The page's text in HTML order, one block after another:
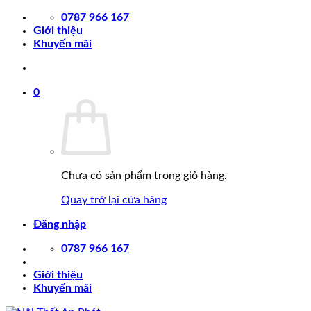
Chuyển
0787 966 167
Giới thiệu
Khuyến mãi
0
Chưa có sản phẩm trong giỏ hàng.
Quay trở lại cửa hàng
Đăng nhập
0787 966 167
Giới thiệu
Khuyến mãi